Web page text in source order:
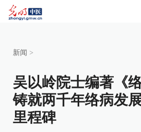
新闻 >
吴以岭院士编著《
铸就两千年络病发
里程碑